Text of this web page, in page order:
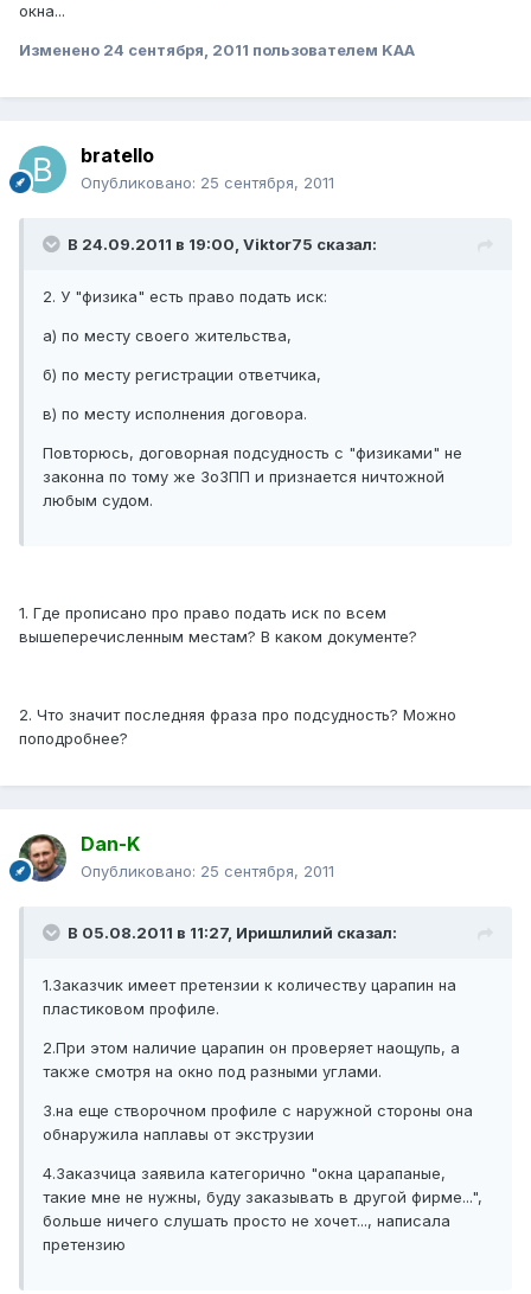
окна...
Изменено 24 сентября, 2011 пользователем KAA
bratello
Опубликовано: 25 сентября, 2011
В 24.09.2011 в 19:00, Viktor75 сказал:
2. У "физика" есть право подать иск:
а) по месту своего жительства,
б) по месту регистрации ответчика,
в) по месту исполнения договора.
Повторюсь, договорная подсудность с "физиками" не
законна по тому же ЗоЗПП и признается ничтожной
любым судом.
1. Где прописано про право подать иск по всем
вышеперечисленным местам? В каком документе?
2. Что значит последняя фраза про подсудность? Можно
поподробнее?
Dan-K
Опубликовано: 25 сентября, 2011
В 05.08.2011 в 11:27, Иришлилий сказал:
1.Заказчик имеет претензии к количеству царапин на
пластиковом профиле.
2.При этом наличие царапин он проверяет наощупь, а
также смотря на окно под разными углами.
3.на еще створочном профиле с наружной стороны она
обнаружила наплавы от экструзии
4.Заказчица заявила категорично "окна царапаные,
такие мне не нужны, буду заказывать в другой фирме...",
больше ничего слушать просто не хочет..., написала
претензию